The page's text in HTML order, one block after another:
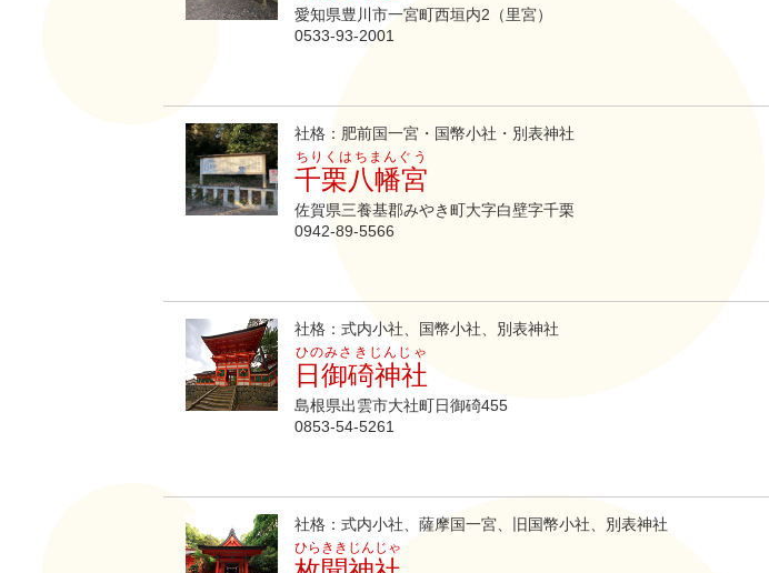
愛知県豊川市一宮町西垣内2（里宮）
0533-93-2001
社格：肥前国一宮・国幣小社・別表神社
千栗八幡宮
ちりくはちまんぐう
佐賀県三養基郡みやき町大字白壁字千栗
0942-89-5566
社格：式内小社、国幣小社、別表神社
日御碕神社
ひのみさきじんじゃ
島根県出雲市大社町日御碕455
0853-54-5261
社格：式内小社、薩摩国一宮、旧国幣小社、別表神社
ひらききじんじゃ